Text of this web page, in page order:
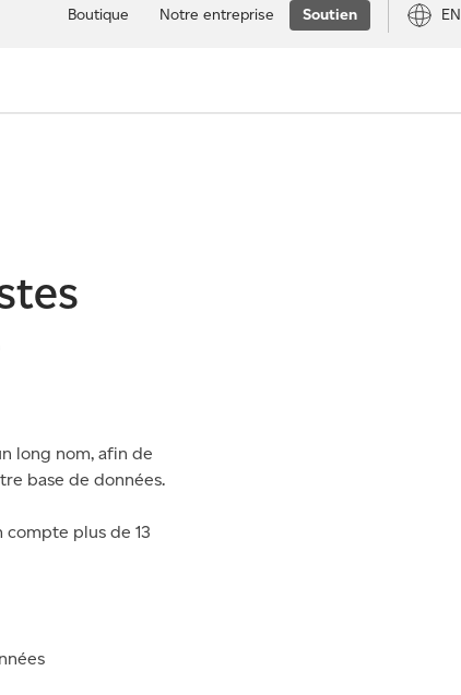
Boutique Notre entreprise Soutien EN
long nom, afin de
base de données.
compte plus de 13